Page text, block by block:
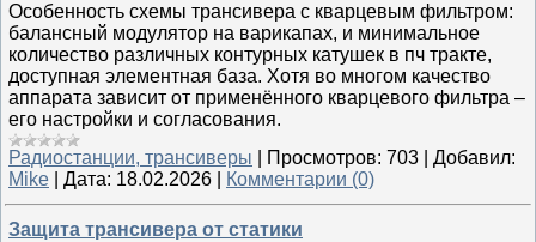
Особенность схемы трансивера с кварцевым фильтром:
балансный модулятор на варикапах, и минимальное
количество различных контурных катушек в пч тракте,
доступная элементная база. Хотя во многом качество
аппарата зависит от применённого кварцевого фильтра –
его настройки и согласования.
Радиостанции, трансиверы
Просмотров: 703
Добавил:
Mike
Дата: 18.02.2026 Комментарии (0)
Защита трансивера от статики